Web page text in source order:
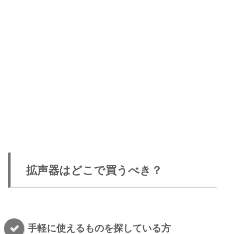
拡声器はどこで買うべき？
手軽に使えるものを探している方